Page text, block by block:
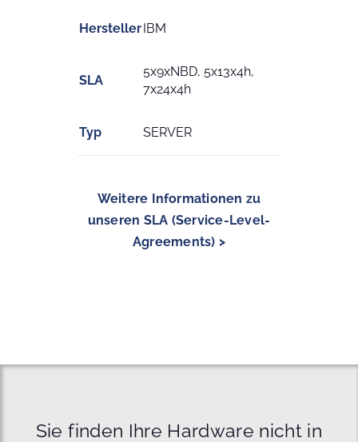
HerstellerIBM
SLA
5x9xNBD, 5x13x4h,
7x24x4h
Typ SERVER
Weitere Informationen zu
unseren SLA (Service-Level-
Agreements) >
Sie finden Ihre Hardware nicht in